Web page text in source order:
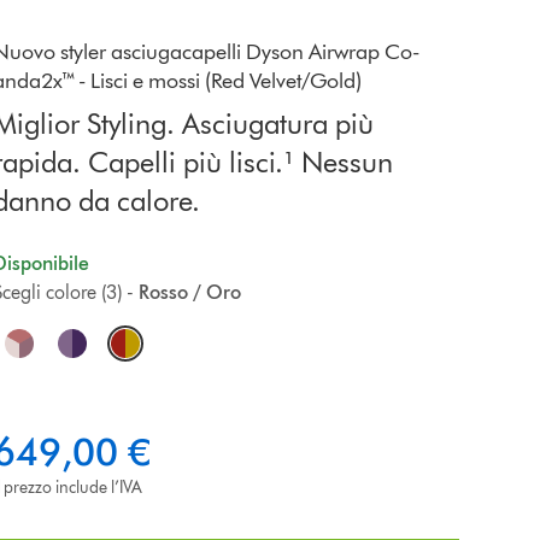
styler asciugacapelli Dyson Airwrap Co-
- Lisci e mossi (Red Velvet/Gold)
Styling. Asciugatura più
Capelli più lisci.¹ Nessun
da calore.
Rosso / Oro
colore (3) -
O
€
Il prezzo include l’IVA